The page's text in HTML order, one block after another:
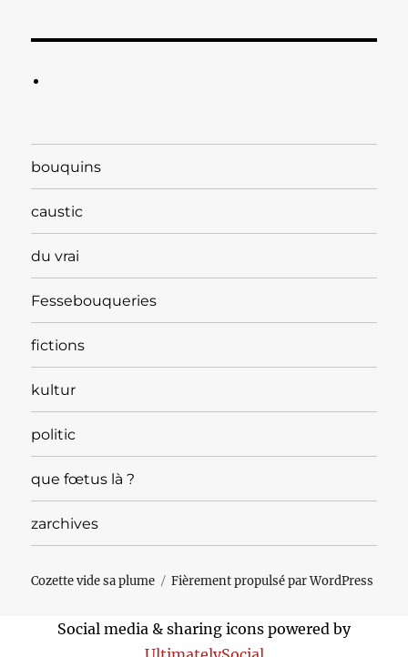
bouquins
caustic
du vrai
Fessebouqueries
fictions
kultur
politic
que fœtus là ?
zarchives
Cozette vide sa plume Fièrement propulsé par WordPress
Social media & sharing icons powered by